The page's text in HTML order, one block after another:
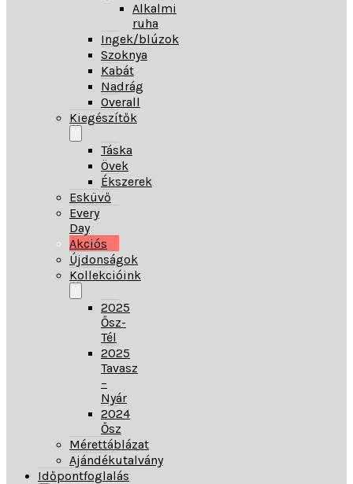
Alkalmi
ruha
Ingek/blúzok
Szoknya
Kabát
Nadrág
Overall
Kiegészítők
Táska
Övek
Ékszerek
Esküvő
Every
Day
Akciós
Újdonságok
Kollekcióink
2025
Ősz-
Tél
2025
Tavasz
–
Nyár
2024
Ősz
Mérettáblázat
Ajándékutalvány
Időpontfoglalás